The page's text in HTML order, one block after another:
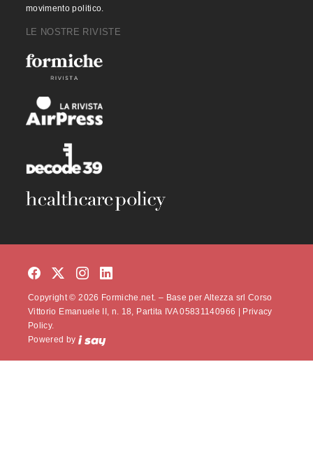
movimento politico.
LE NOSTRE RIVISTE
Copyright © 2026 Formiche.net. – Base per Altezza srl Corso
Vittorio Emanuele II, n. 18, Partita IVA 05831140966 |
Privacy
Policy.
Powered by